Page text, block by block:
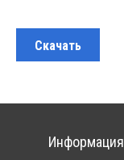
Скачать
Информация